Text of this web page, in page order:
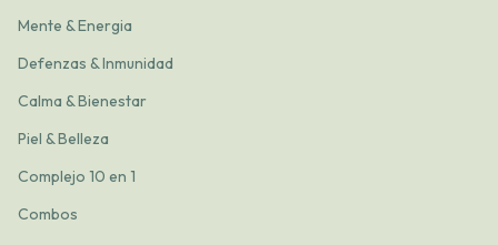
Mente & Energia
Defenzas & Inmunidad
Calma & Bienestar
Piel & Belleza
Complejo 10 en 1
Combos